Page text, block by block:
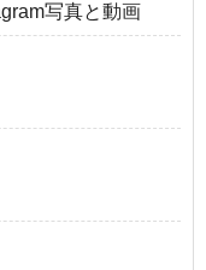
写真と動画